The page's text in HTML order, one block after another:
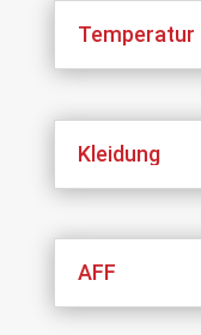
Temperatur
Kleidung
AFF